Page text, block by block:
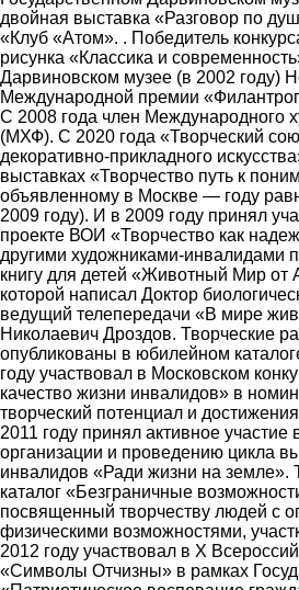
двойная выставка «Разговор по
«Клуб «Атом». . Победитель
рисунка «Классика и
Дарвиновском музее (в 2002 году)
Международной премии
С 2008 года член Международного
(МХФ). С 2020 года «Творческий
декоративно-прикладного
выставках «Творчество путь к
объявленному в Москве ― году
2009 году). И в 2009 году принял
проекте ВОИ «Творчество как
другими художниками-инвалидами
книгу для детей «Животный Мир от
которой написал Доктор
ведущий телепередачи «В мире
Николаевич Дроздов. Творческие
опубликованы в юбилейном
году участвовал в Московском
качество жизни инвалидов» в
творческий потенциал и
2011 году принял активное участие
организации и проведению цикла
инвалидов «Ради жизни на земле».
каталог «Безграничные
посвященный творчеству людей с
физическими возможностями,
2012 году участвовал в Х
«Символы Отчизны» в рамках